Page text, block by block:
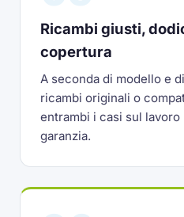
Ricambi giusti,
copertura
A seconda di modello e
ricambi originali o
entrambi i casi sul lavoro
garanzia.